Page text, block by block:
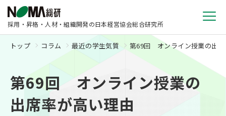
採用・昇格・人材・組織開発の日本経営協会総合研究所
トップ コラム 最近の学生気質 第69回 オンライン授業の出席
第69回 オンライン授業の
出席率が高い理由